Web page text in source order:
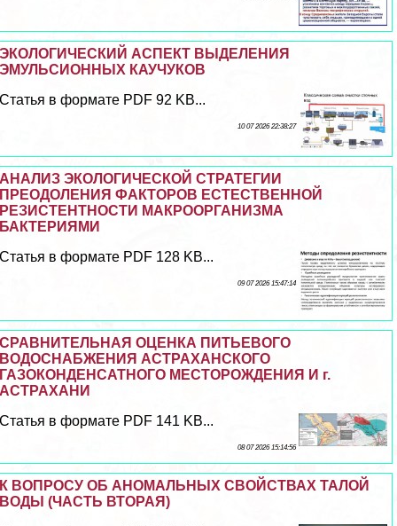
ЭКОЛОГИЧЕСКИЙ АСПЕКТ ВЫДЕЛЕНИЯ
ЭМУЛЬСИОННЫХ КАУЧУКОВ
Статья в формате PDF 92 KB...
10 07 2026 22:38:27
АНАЛИЗ ЭКОЛОГИЧЕСКОЙ СТРАТЕГИИ
ПРЕОДОЛЕНИЯ ФАКТОРОВ ЕСТЕСТВЕННОЙ
РЕЗИСТЕНТНОСТИ МАКРООРГАНИЗМА
БАКТЕРИЯМИ
Статья в формате PDF 128 KB...
09 07 2026 15:47:14
СРАВНИТЕЛЬНАЯ ОЦЕНКА ПИТЬЕВОГО
ВОДОСНАБЖЕНИЯ АСТРАХАНСКОГО
ГАЗОКОНДЕНСАТНОГО МЕСТОРОЖДЕНИЯ И г.
АСТРАХАНИ
Статья в формате PDF 141 KB...
08 07 2026 15:14:56
К ВОПРОСУ ОБ АНОМАЛЬНЫХ СВОЙСТВАХ ТАЛОЙ
ВОДЫ (ЧАСТЬ ВТОРАЯ)